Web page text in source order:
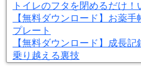
トイレのフタを閉めるだけ
【無料ダウンロード】お薬
プレート
【無料ダウンロード】成長
乗り越える裏技